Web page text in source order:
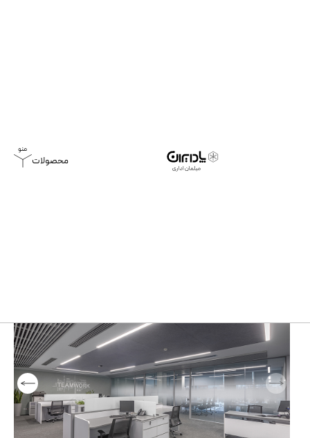
محصولات
مبلمان صفحه ای
مبلمان اداری ایتالیایی